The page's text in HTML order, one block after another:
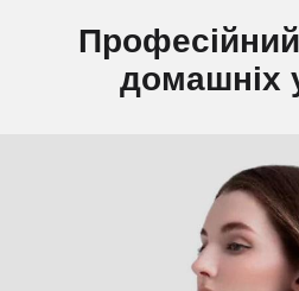
домашніх